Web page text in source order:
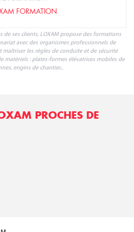
FORMATION
de ses clients, LOXAM propose des formations
avec des organismes professionnels de
les règles de conduite et de sécurité
matériels : plates-formes élévatrices mobiles de
engins de chantier...
PROCHES DE